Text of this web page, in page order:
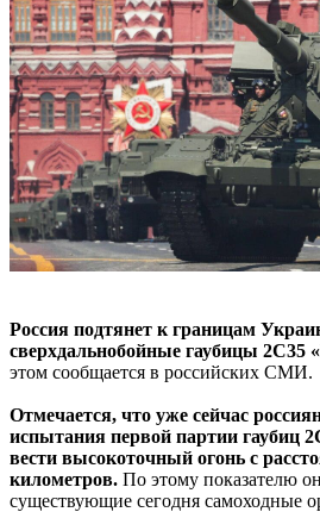
Россия подтянет к границам
сверхдальнобойные гаубицы 2С35
этом сообщается в российских СМИ.
Отмечается, что уже сейчас
испытания первой партии гаубиц
вести высокоточный огонь с
километров. По этому показателю
существующие сегодня самоходные